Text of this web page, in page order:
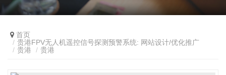
首页
贵港FPV无人机遥控信号探测预警系统: 网站设计/优化推广
贵港
贵港